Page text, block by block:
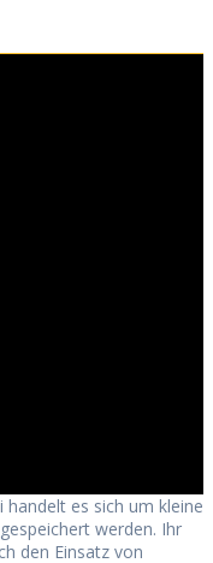
es sich um kleine
werden. Ihr
den Einsatz von